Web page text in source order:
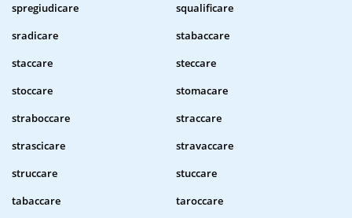
spregiudicare
squalificare
sradicare
stabaccare
staccare
steccare
stoccare
stomacare
straboccare
straccare
strascicare
stravaccare
struccare
stuccare
tabaccare
taroccare